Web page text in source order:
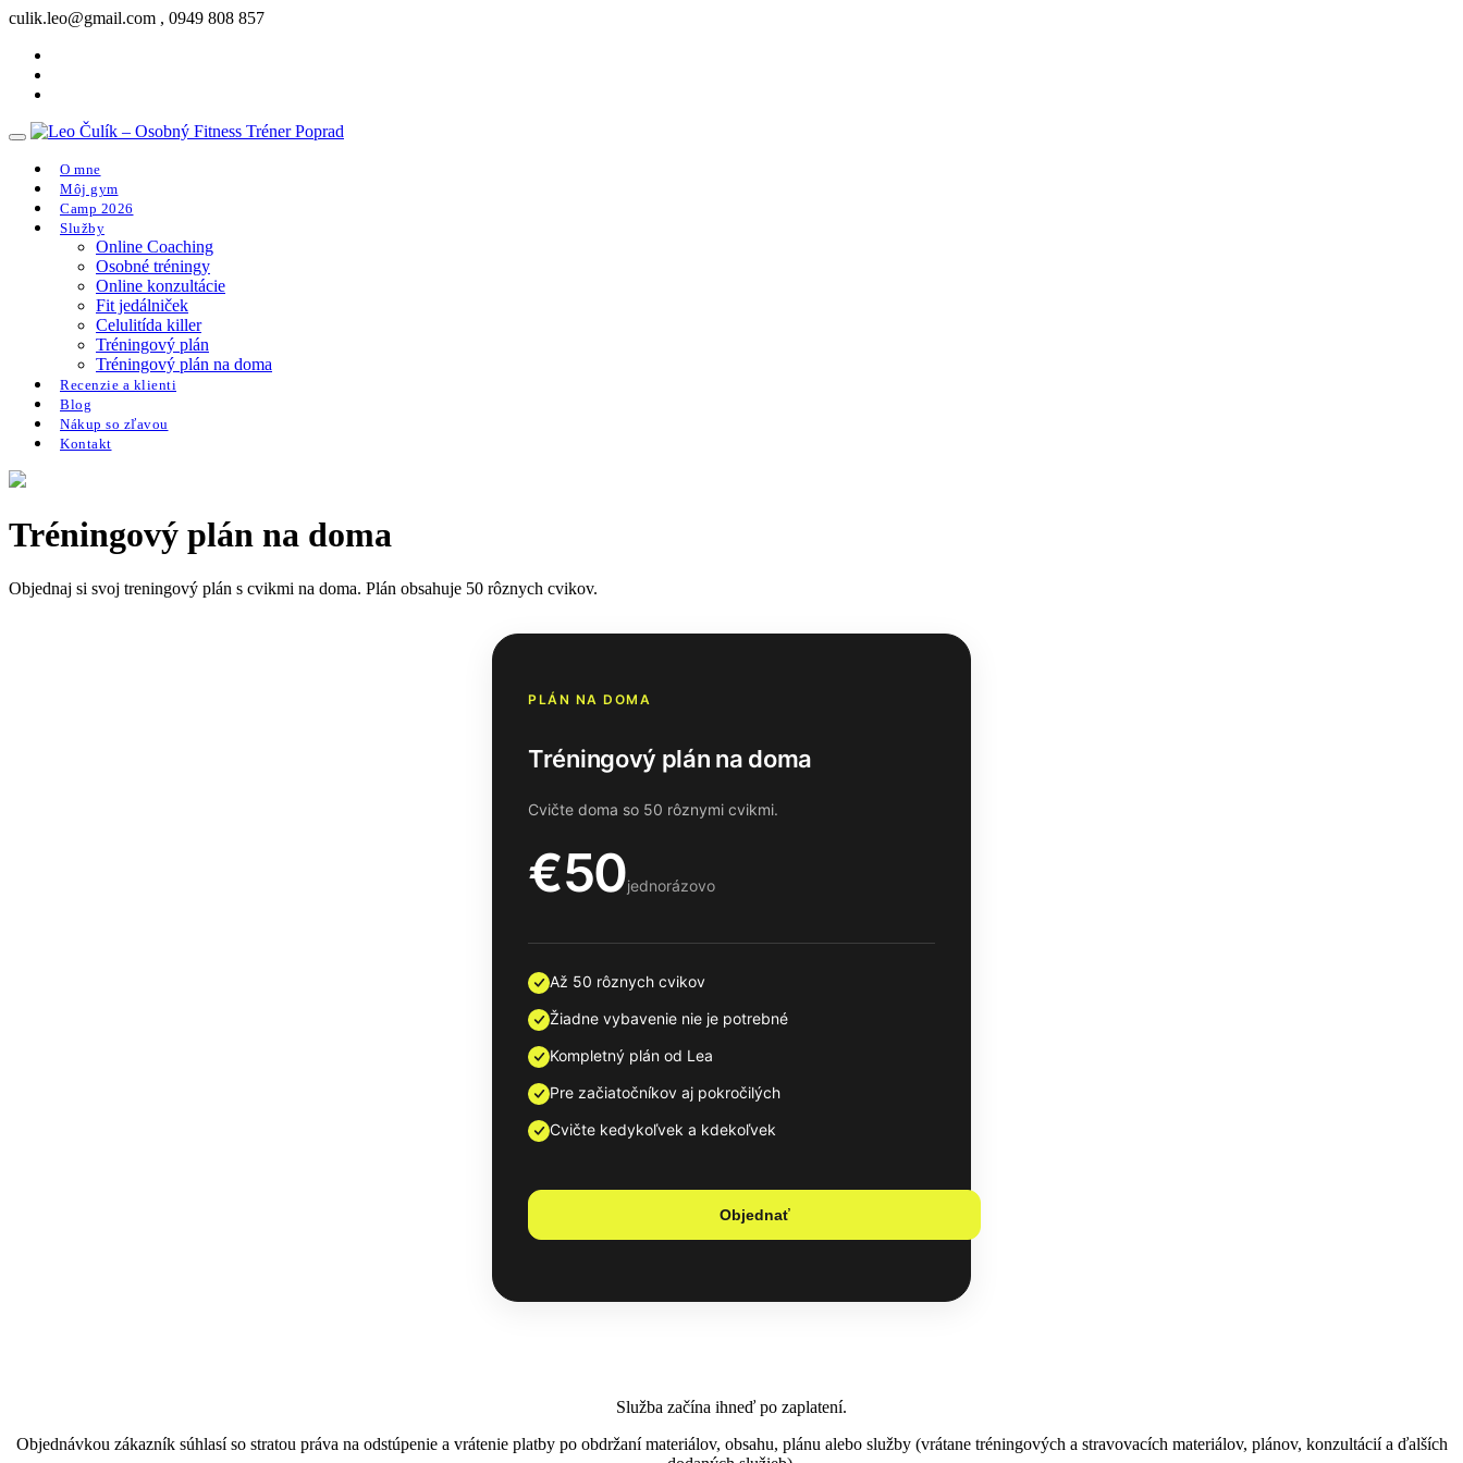
Skip
content
culik.leo@gmail.com , 0949 808 857
O mne
Môj gym
Camp 2026
Služby
Online Coaching
Osobné tréningy
Online konzultácie
Fit jedálniček
Celulitída killer
Tréningový plán
Tréningový plán na doma
Recenzie a klienti
Blog
Nákup so zľavou
Kontakt
Tréningový plán na doma
Objednaj si svoj treningový plán s cvikmi na doma. Plán obsahuje 50 rôznych cvikov.
PLÁN NA DOMA
Tréningový plán na doma
Cvičte doma so 50 rôznymi cvikmi.
€50jednorázovo
Až 50 rôznych cvikov
Žiadne vybavenie nie je potrebné
Kompletný plán od Lea
Pre začiatočníkov aj pokročilých
Cvičte kedykoľvek a kdekoľvek
Objednať
Služba začína ihneď po zaplatení.
Objednávkou zákazník súhlasí so stratou práva na odstúpenie a vrátenie platby po obdržaní materiálov, obsahu, plánu alebo služby (vrátane tréningových a stravovacích materiálov, plánov, konzultácií a ďalších